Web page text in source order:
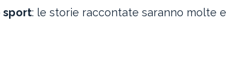
sport: le storie raccontate saranno molte e